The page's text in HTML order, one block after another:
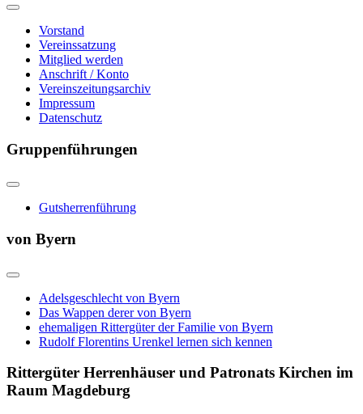
Vorstand
Vereinssatzung
Mitglied werden
Anschrift / Konto
Vereinszeitungsarchiv
Impressum
Datenschutz
Gruppenführungen
Gutsherrenführung
von Byern
Adelsgeschlecht von Byern
Das Wappen derer von Byern
ehemaligen Rittergüter der Familie von Byern
Rudolf Florentins Urenkel lernen sich kennen
Rittergüter Herrenhäuser und Patronats Kirchen im
Raum Magdeburg